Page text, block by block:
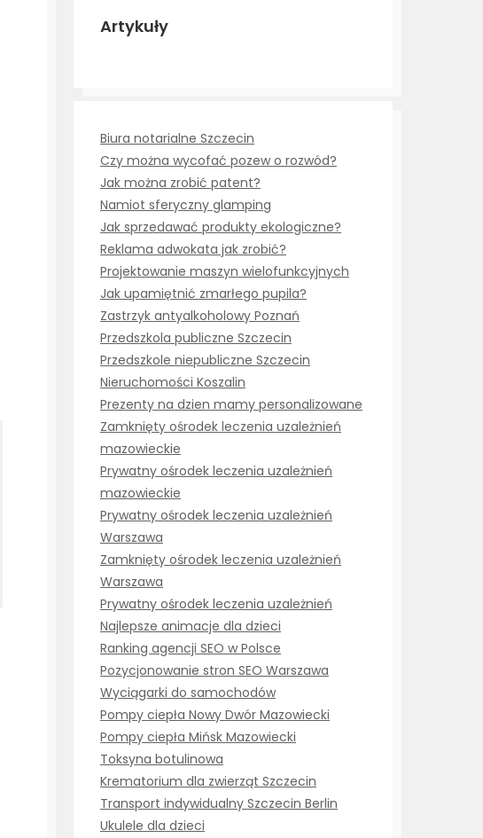
Artykuły
Biura notarialne Szczecin
Czy można wycofać pozew o rozwód?
Jak można zrobić patent?
Namiot sferyczny glamping
Jak sprzedawać produkty ekologiczne?
Reklama adwokata jak zrobić?
Projektowanie maszyn wielofunkcyjnych
Jak upamiętnić zmarłego pupila?
Zastrzyk antyalkoholowy Poznań
Przedszkola publiczne Szczecin
Przedszkole niepubliczne Szczecin
Nieruchomości Koszalin
Prezenty na dzien mamy personalizowane
Zamknięty ośrodek leczenia uzależnień
mazowieckie
Prywatny ośrodek leczenia uzależnień
mazowieckie
Prywatny ośrodek leczenia uzależnień
Warszawa
Zamknięty ośrodek leczenia uzależnień
Warszawa
Prywatny ośrodek leczenia uzależnień
Najlepsze animacje dla dzieci
Ranking agencji SEO w Polsce
Pozycjonowanie stron SEO Warszawa
Wyciągarki do samochodów
Pompy ciepła Nowy Dwór Mazowiecki
Pompy ciepła Mińsk Mazowiecki
Toksyna botulinowa
Krematorium dla zwierząt Szczecin
Transport indywidualny Szczecin Berlin
Ukulele dla dzieci